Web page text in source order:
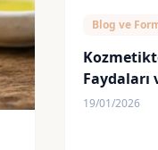
Blog ve
Faydaları
19/01/2026